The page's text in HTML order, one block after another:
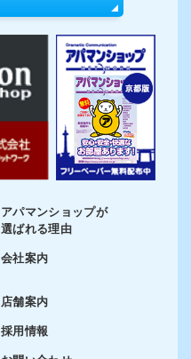
アパマンショップが
選ばれる理由
会社案内
店舗案内
採用情報